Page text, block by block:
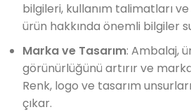
bilgileri, kullanım talimatları
ürün hakkında önemli bilgiler
Marka ve Tasarım: Ambalaj,
görünürlüğünü artırır ve
Renk, logo ve tasarım
çıkar.